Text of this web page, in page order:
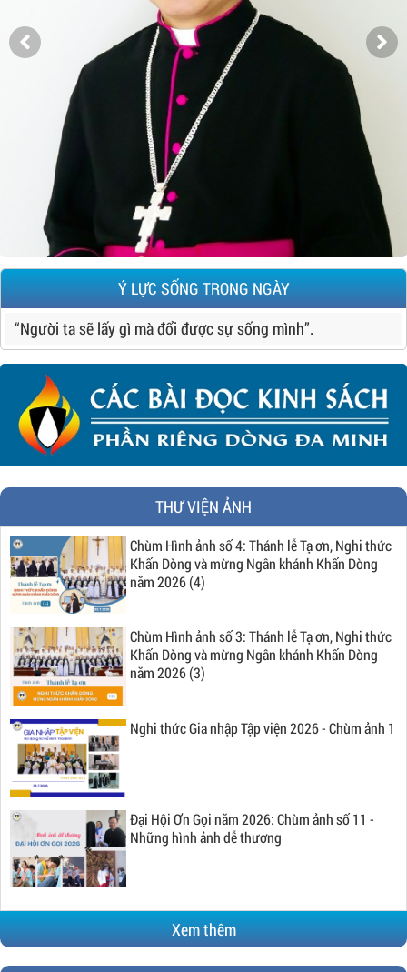
Ý LỰC SỐNG TRONG NGÀY
“Người ta sẽ lấy gì mà đổi được sự sống mình”.
THƯ VIỆN ẢNH
Chùm Hình ảnh số 4: Thánh lễ Tạ ơn, Nghi thức
Khấn Dòng và mừng Ngân khánh Khấn Dòng
năm 2026 (4)
Chùm Hình ảnh số 3: Thánh lễ Tạ ơn, Nghi thức
Khấn Dòng và mừng Ngân khánh Khấn Dòng
năm 2026 (3)
Nghi thức Gia nhập Tập viện 2026 - Chùm ảnh 1
Đại Hội Ơn Gọi năm 2026: Chùm ảnh số 11 -
Những hình ảnh dễ thương
Xem thêm